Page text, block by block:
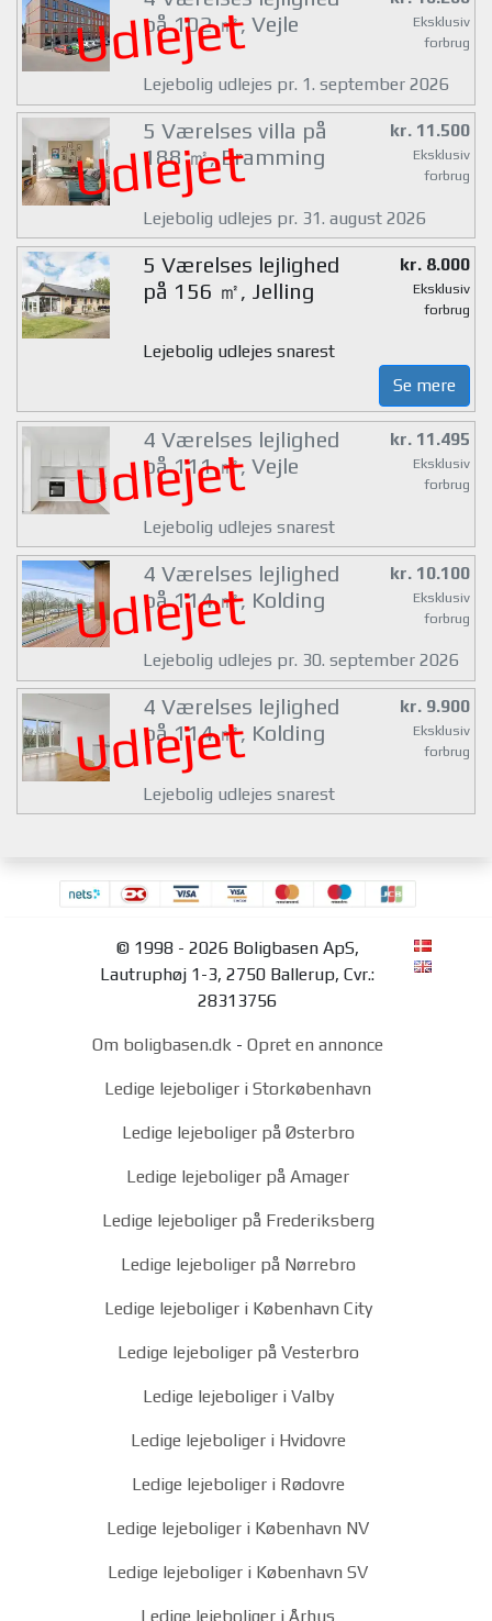
Udlejet
på 102 ㎡, Vejle
Eksklusiv
forbrug
Lejebolig udlejes pr. 1. september 2026
Udlejet
5 Værelses villa på
188 ㎡, Bramming
kr. 11.500
Eksklusiv
forbrug
Lejebolig udlejes pr. 31. august 2026
5 Værelses lejlighed
på 156 ㎡, Jelling
kr. 8.000
Eksklusiv
forbrug
Lejebolig udlejes snarest
Se mere
Udlejet
4 Værelses lejlighed
på 111 ㎡, Vejle
kr. 11.495
Eksklusiv
forbrug
Lejebolig udlejes snarest
Udlejet
4 Værelses lejlighed
på 114 ㎡, Kolding
kr. 10.100
Eksklusiv
forbrug
Lejebolig udlejes pr. 30. september 2026
Udlejet
4 Værelses lejlighed
på 114 ㎡, Kolding
kr. 9.900
Eksklusiv
forbrug
Lejebolig udlejes snarest
© 1998 - 2026 Boligbasen ApS,
Lautruphøj 1-3, 2750 Ballerup, Cvr.:
28313756
Om boligbasen.dk - Opret en annonce
Ledige lejeboliger i Storkøbenhavn
Ledige lejeboliger på Østerbro
Ledige lejeboliger på Amager
Ledige lejeboliger på Frederiksberg
Ledige lejeboliger på Nørrebro
Ledige lejeboliger i København City
Ledige lejeboliger på Vesterbro
Ledige lejeboliger i Valby
Ledige lejeboliger i Hvidovre
Ledige lejeboliger i Rødovre
Ledige lejeboliger i København NV
Ledige lejeboliger i København SV
Ledige lejeboliger i Århus